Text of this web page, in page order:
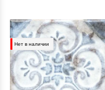
Нет в наличии